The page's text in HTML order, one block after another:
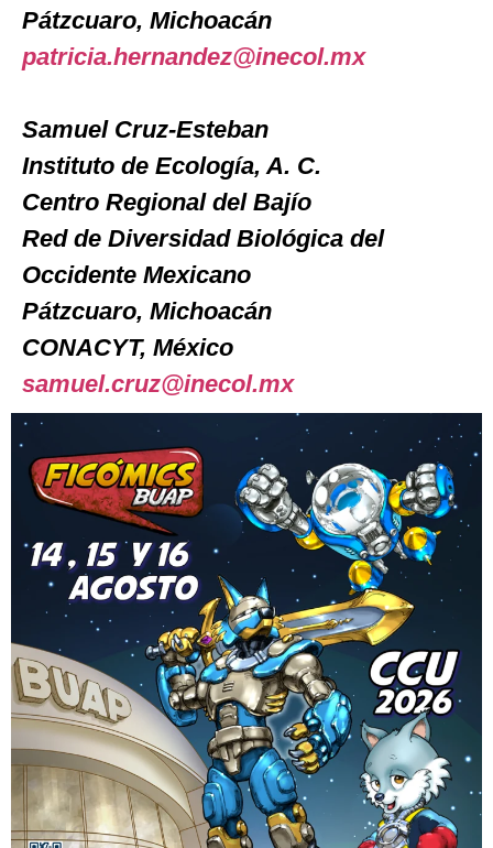
Pátzcuaro, Michoacán
patricia.hernandez@inecol.mx
Samuel Cruz-Esteban
Instituto de Ecología, A. C.
Centro Regional del Bajío
Red de Diversidad Biológica del
Occidente Mexicano
Pátzcuaro, Michoacán
CONACYT, México
samuel.cruz@inecol.mx